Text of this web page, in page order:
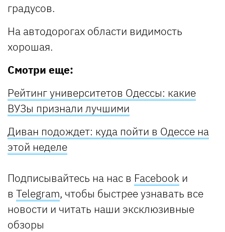
градусов.
На автодорогах области видимость
хорошая.
Смотри еще:
Рейтинг университетов Одессы: какие
ВУЗы признали лучшими
Диван подождет: куда пойти в Одессе на
этой неделе
Подписывайтесь на нас в Facebook и
в Telegram, чтобы быстрее узнавать все
новости и читать наши эксклюзивные
обзоры